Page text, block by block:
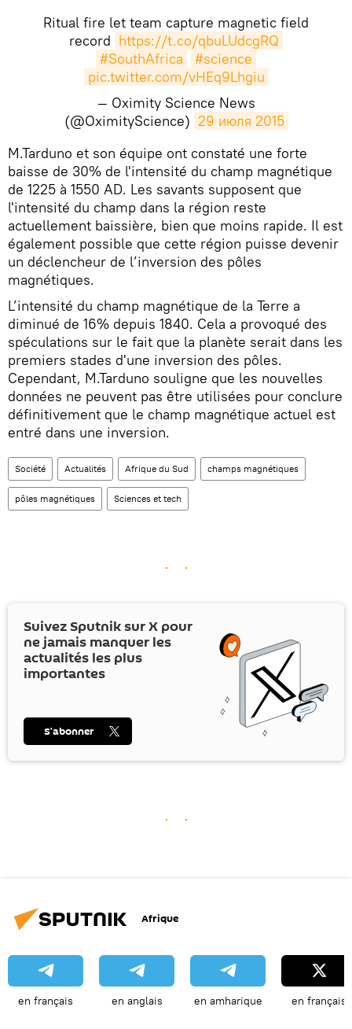
Ritual fire let team capture magnetic field
record https://t.co/qbuLUdcgRQ
#SouthAfrica
#science
pic.twitter.com/vHEq9Lhgiu
— Oximity Science News
(@OximityScience) 29 июля 2015
M.Tarduno et son équipe ont constaté une forte
baisse de 30% de l'intensité du champ magnétique
de 1225 à 1550 AD. Les savants supposent que
l'intensité du champ dans la région reste
actuellement baissière, bien que moins rapide. Il est
également possible que cette région puisse devenir
un déclencheur de l’inversion des pôles
magnétiques.
L’intensité du champ magnétique de la Terre a
diminué de 16% depuis 1840. Cela a provoqué des
spéculations sur le fait que la planète serait dans les
premiers stades d'une inversion des pôles.
Cependant, M.Tarduno souligne que les nouvelles
données ne peuvent pas être utilisées pour conclure
définitivement que le champ magnétique actuel est
entré dans une inversion.
Société Actualités Afrique du Sud champs magnétiques
pôles magnétiques Sciences et tech
Suivez Sputnik surX pour
ne jamais manquer les
actualités les plus
importantes
S’abonner
Afrique
en français en anglais en amharique en français